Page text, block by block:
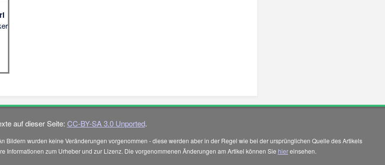
auf dieser Seite: CC-BY-SA 3.0 Unported.
Bildern wurden keine Veränderungen vorgenommen - diese werden aber in der Regel wie bei der ursprünglichen Quelle des Artikels
Informationen zum Urheber und zur Lizenz. Die vorgenommenen Änderungen am Artikel können Sie hiereinsehen.